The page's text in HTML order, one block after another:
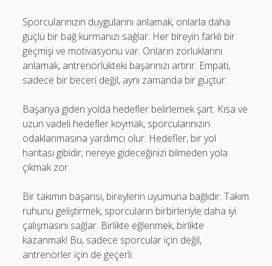
Sporcularınızın duygularını anlamak, onlarla daha
güçlü bir bağ kurmanızı sağlar. Her bireyin farklı bir
geçmişi ve motivasyonu var. Onların zorluklarını
anlamak, antrenörlükteki başarınızı artırır. Empati,
sadece bir beceri değil, aynı zamanda bir güçtür.
Başarıya giden yolda hedefler belirlemek şart. Kısa ve
uzun vadeli hedefler koymak, sporcularınızın
odaklanmasına yardımcı olur. Hedefler, bir yol
haritası gibidir; nereye gideceğinizi bilmeden yola
çıkmak zor.
Bir takımın başarısı, bireylerin uyumuna bağlıdır. Takım
ruhunu geliştirmek, sporcuların birbirleriyle daha iyi
çalışmasını sağlar. Birlikte eğlenmek, birlikte
kazanmak! Bu, sadece sporcular için değil,
antrenörler için de geçerli.